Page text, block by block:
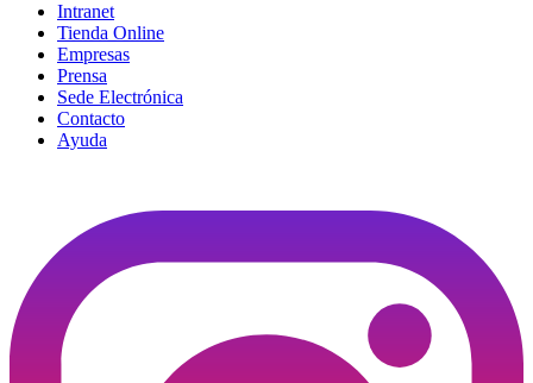
Intranet
Tienda Online
Empresas
Prensa
Sede Electrónica
Contacto
Ayuda